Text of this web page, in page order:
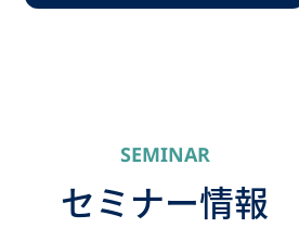
SEMINAR
セミナー情報